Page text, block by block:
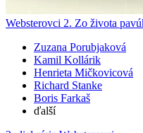
Websterovci 2. Zo života
Zuzana Porubjaková
Kamil Kollárik
Henrieta Mičkovicová
Richard Stanke
Boris Farkaš
ďalší